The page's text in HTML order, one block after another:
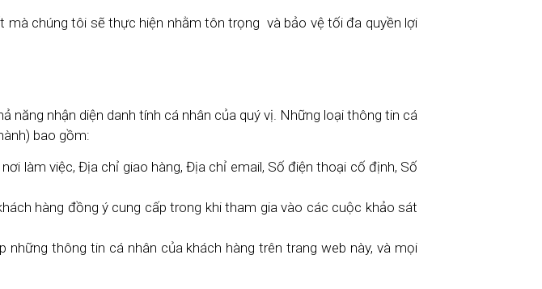
mà chúng tôi sẽ thực hiện nhằm tôn trọng và bảo vệ tối đa quyền lợi
năng nhận diện danh tính cá nhân của quý vị. Những loại thông tin cá
bao gồm:
làm việc, Địa chỉ giao hàng, Địa chỉ email, Số điện thoại cố định, Số
hàng đồng ý cung cấp trong khi tham gia vào các cuộc khảo sát
thông tin cá nhân của khách hàng trên trang web này, và mọi